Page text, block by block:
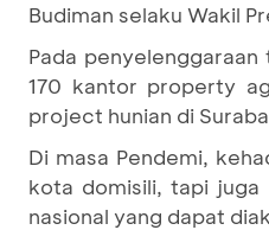
Budiman selaku Wakil
Pada
170 kantor property
project hunian di
Di masa Pendemi,
kota domisili, tapi juga
nasional yang dapat